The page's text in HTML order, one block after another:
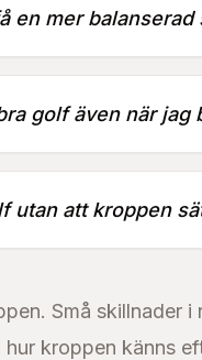
en mer balanserad
golf även när jag
utan att kroppen
Små skillnader
kroppen känns